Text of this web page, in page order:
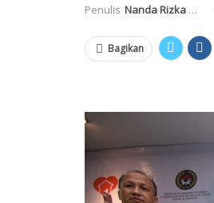
Penulis Nanda Rizka Mahendra
Bagikan